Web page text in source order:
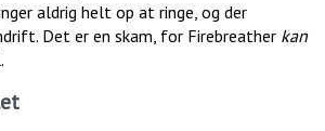
aldrig helt op at ringe, og der
Det er en skam, for Firebreather kan